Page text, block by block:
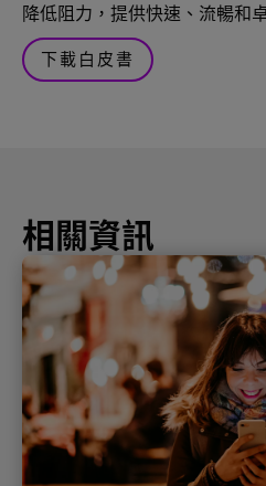
降低阻力，提供快速、流暢和
下載白皮書
相關資訊